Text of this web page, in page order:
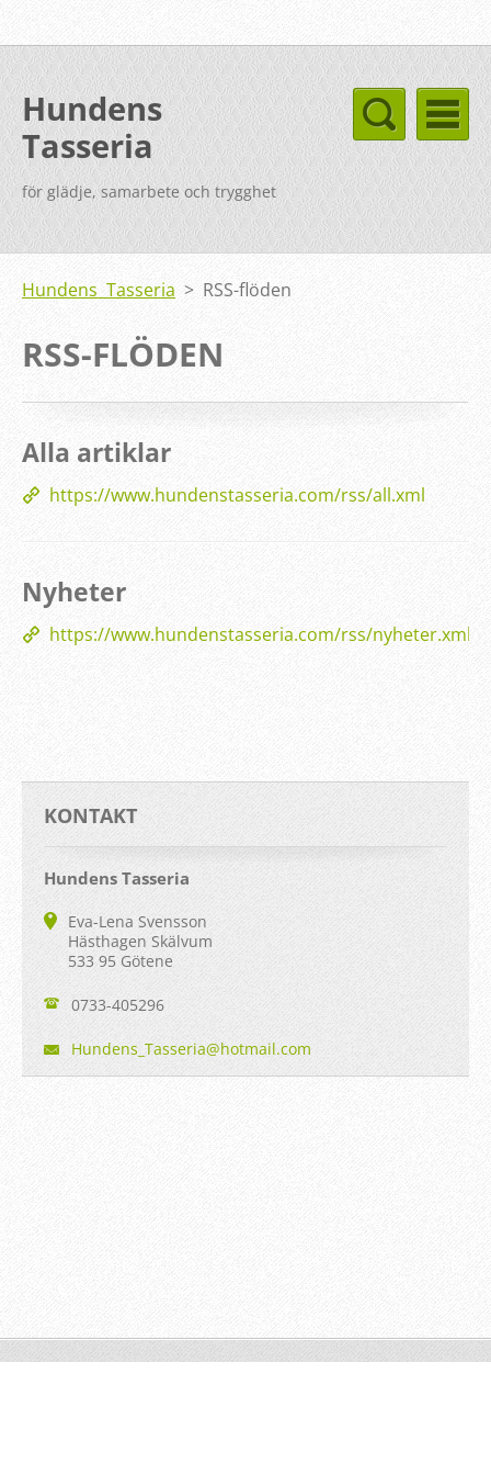
Hundens
Tasseria
för glädje, samarbete och trygghet
Hundens Tasseria > RSS-flöden
RSS-FLÖDEN
Alla artiklar
https://www.hundenstasseria.com/rss/all.xml
Nyheter
https://www.hundenstasseria.com/rss/nyheter.xml
KONTAKT
Hundens Tasseria
Eva-Lena Svensson
Hästhagen Skälvum
533 95 Götene
0733-405296
Hundens_ Tasseria@hotmail.com